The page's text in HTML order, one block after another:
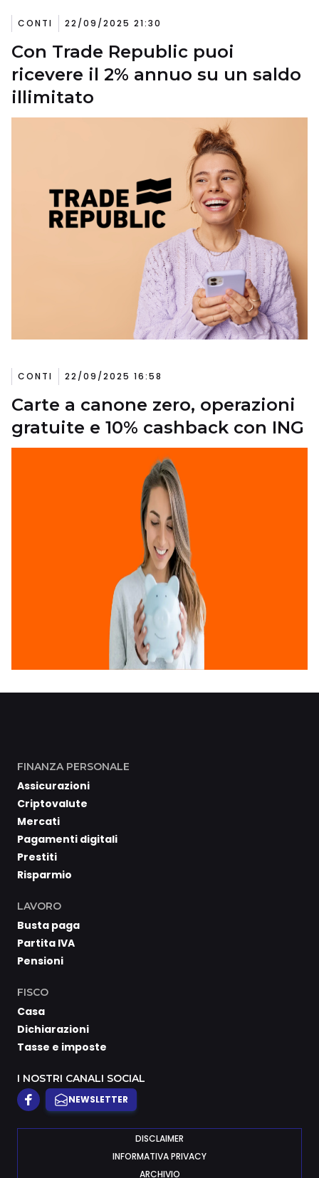
CONTI 22/09/2025 21:30
Con Trade Republic puoi
ricevere il 2% annuo su un saldo
illimitato
CONTI 22/09/2025 16:58
Carte a canone zero, operazioni
gratuite e 10% cashback con ING
FINANZA PERSONALE
Assicurazioni
Criptovalute
Mercati
Pagamenti digitali
Prestiti
Risparmio
LAVORO
Busta paga
Partita IVA
Pensioni
FISCO
Casa
Dichiarazioni
Tasse e imposte
I NOSTRI CANALI SOCIAL
NEWSLETTER
DISCLAIMER
INFORMATIVA PRIVACY
ARCHIVIO